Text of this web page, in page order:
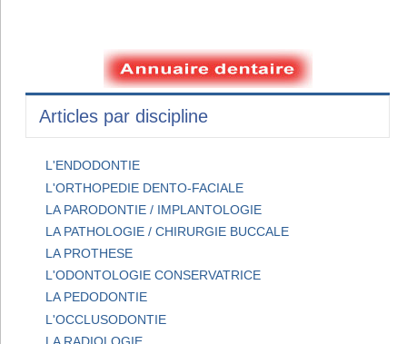
Articles par discipline
L'ENDODONTIE
L'ORTHOPEDIE DENTO-FACIALE
LA PARODONTIE / IMPLANTOLOGIE
LA PATHOLOGIE / CHIRURGIE BUCCALE
LA PROTHESE
L'ODONTOLOGIE CONSERVATRICE
LA PEDODONTIE
L'OCCLUSODONTIE